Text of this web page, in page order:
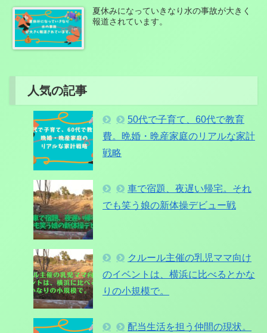
夏休みになっていきなり水の事故が大きく
報道されています。
人気の記事
50代で子育て、60代で教育
費。晩婚・晩産家庭のリアルな家計
戦略
車で宿題、夜遅い帰宅。それ
でも笑う娘の新体操デビュー戦
クルール主催の乳児ママ向け
のイベントは、横浜に比べるとかな
りの小規模で。
配当生活を担う仲間の現状。